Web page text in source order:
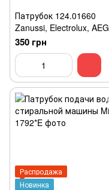
Патрубок 124.01660
Zanussi, Electrolux, AEG
350 грн
Распродажа
Новинка